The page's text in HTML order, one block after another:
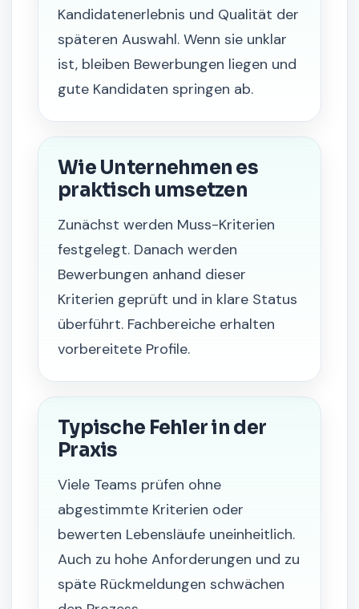
Kandidatenerlebnis und Qualität der
späteren Auswahl. Wenn sie unklar
ist, bleiben Bewerbungen liegen und
gute Kandidaten springen ab.
Wie Unternehmen es
praktisch umsetzen
Zunächst werden Muss-Kriterien
festgelegt. Danach werden
Bewerbungen anhand dieser
Kriterien geprüft und in klare Status
überführt. Fachbereiche erhalten
vorbereitete Profile.
Typische Fehler in der
Praxis
Viele Teams prüfen ohne
abgestimmte Kriterien oder
bewerten Lebensläufe uneinheitlich.
Auch zu hohe Anforderungen und zu
späte Rückmeldungen schwächen